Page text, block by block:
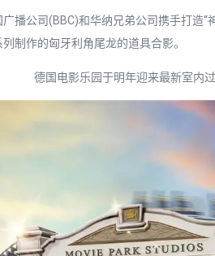
播公司(BBC)和华纳兄弟公司携手打造“
制作的匈牙利角尾龙的道具合影。
德国电影乐园于明年迎来最新室内